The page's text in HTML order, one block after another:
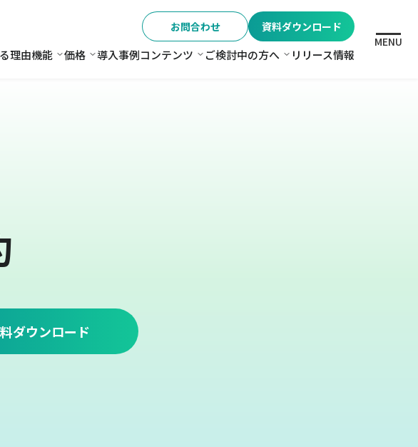
お問合わせ 資料ダウンロード
理由機能 機能
価格 価格
導入事例コンテンツ コンテンツ
ご検討中の方へ ご検討中の方へ
リリース情報
MENU
ダウンロード